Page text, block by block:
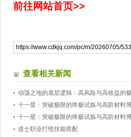
前往网站首页>>
查看相关新闻
动荡之地的底层逻辑：高风险与高收益的
十一星：突破极限的终极试炼与高阶材料
十一星：突破极限的终极试炼与高阶材料
道士职业打怪技能搭配